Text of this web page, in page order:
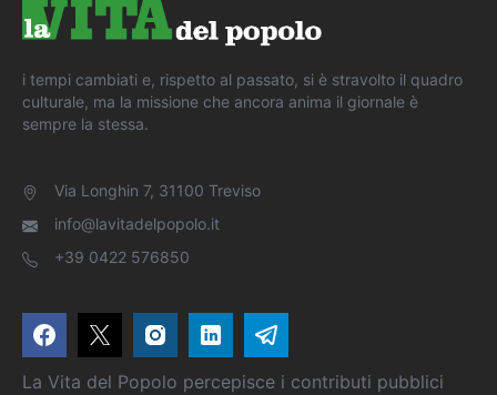
i tempi cambiati e, rispetto al passato, si è stravolto il quadro
culturale, ma la missione che ancora anima il giornale è
sempre la stessa.
Via Longhin 7, 31100 Treviso
info@lavitadelpopolo.it
+39 0422 576850
La Vita del Popolo percepisce i contributi pubblici